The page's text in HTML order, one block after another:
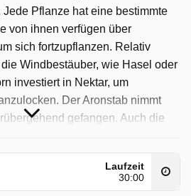
Pflanze hat eine bestimmte
von ihnen verfügen über
sich fortzupflanzen. Relativ
Windbestäuber, wie Hasel oder
investiert in Nektar, um
Der Aronstab nimmt
gefangen. Auch die
verwehen, so haben es
sich fressen zu lassen.
rekrutieren Schnecken für den
Laufzeit
30:00